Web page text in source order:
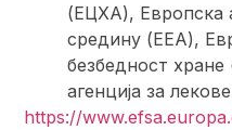
(ЕЦХА), Европска
средину (ЕЕА),
безбедност
агенција за
https://